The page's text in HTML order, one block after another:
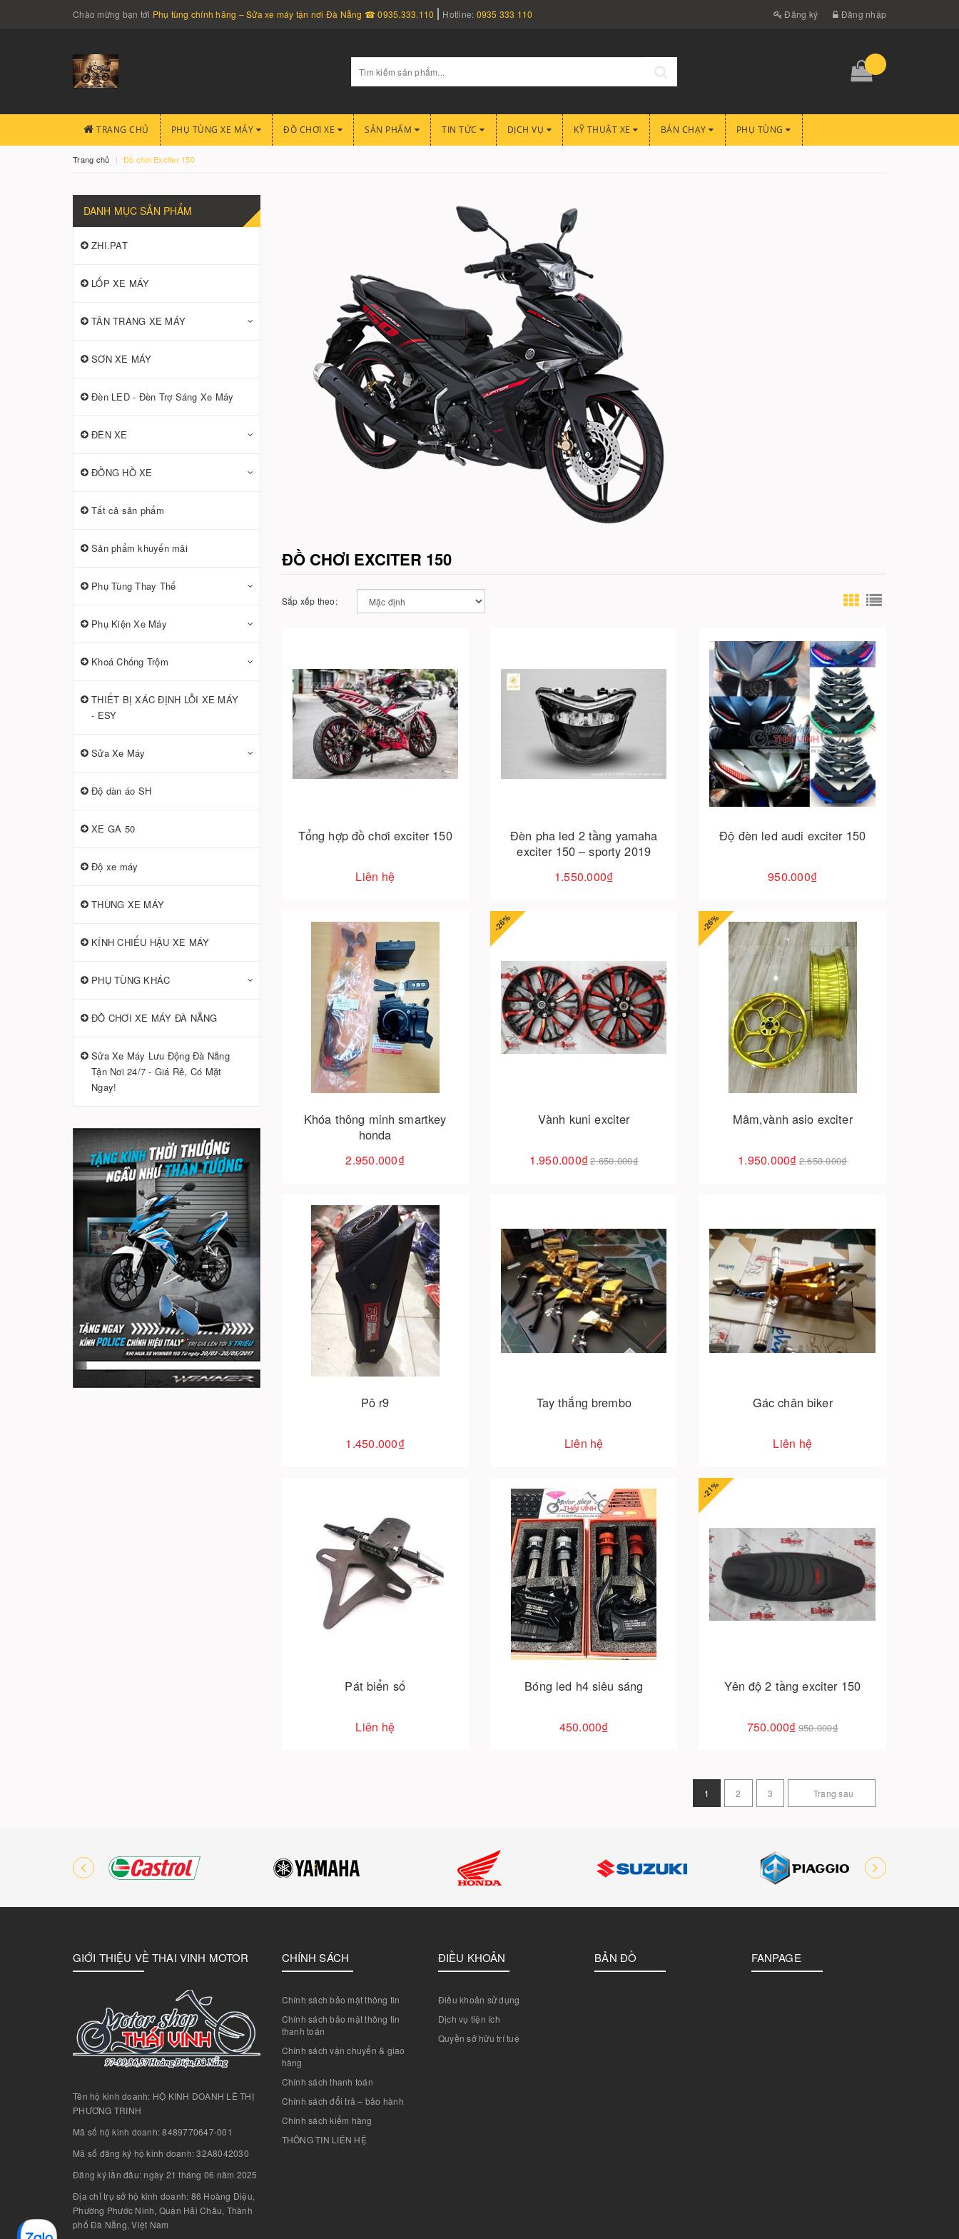
Chào mừng bạn tới Phụ tùng chính hãng – Sửa xe máy tận nơi Đà Nẵng ☎ 0935.333.110 Hotline: 0935 333 110 Đăng ký Đăng nhập
TRANG CHỦ PHỤ TÙNG XE MÁY ĐỒ CHƠI XE SẢN PHẨM TIN TỨC DỊCH VỤ KỸ THUẬT XE BÁN CHẠY PHỤ TÙNG
Trang chủ Đồ chơi Exciter 150
ĐỒ CHƠI EXCITER 150
Sắp xếp theo:
Tổng hợp đồ chơi exciter 150
Liên hệ
Đèn pha led 2 tầng yamaha
exciter 150 – sporty 2019
1.550.000₫
Cho vào giỏ hàng
Độ đèn led audi exciter 150
950.000₫
Cho vào giỏ hàng
Khóa thông minh smartkey
honda
2.950.000₫
Cho vào giỏ hàng
-26%
Vành kuni exciter
1.950.000₫2.650.000₫
Cho vào giỏ hàng
-26%
Mâm,vành asio exciter
1.950.000₫ 2.650.000₫
Cho vào giỏ hàng
Pô r9
1.450.000₫
Cho vào giỏ hàng
Tay thắng brembo
Liên hệ
Gác chân biker
Liên hệ
Pát biển số
Liên hệ
Bóng led h4 siêu sáng
450.000₫
Cho vào giỏ hàng
-21%
Yên độ 2 tầng exciter 150
750.000₫ 950.000₫
Cho vào giỏ hàng
1 2 3 Trang sau
DANH MỤC SẢN PHẨM
ZHI.PAT
LỐP XE MÁY
TÂN TRANG XE MÁY
SƠN XE MÁY
Đèn LED - Đèn Trợ Sáng Xe Máy
ĐÈN XE
ĐỒNG HỒ XE
Tất cả sản phẩm
Sản phẩm khuyến mãi
Phụ Tùng Thay Thế
Phụ Kiện Xe Máy
Khoá Chống Trộm
THIẾT BỊ XÁC ĐỊNH LỖI XE MÁY
- ESY
Sửa Xe Máy
Độ dàn áo SH
XE GA 50
Độ xe máy
THÙNG XE MÁY
KÍNH CHIẾU HẬU XE MÁY
PHỤ TÙNG KHÁC
ĐỒ CHƠI XE MÁY ĐÀ NẴNG
Sửa Xe Máy Lưu Động Đà Nẵng
Tận Nơi 24/7 - Giá Rẻ, Có Mặt
Ngay!
GIỚI THIỆU VỀ THAI VINH MOTOR
Tên hộ kinh doanh: HỘ KINH DOANH LÊ THỊ
PHƯƠNG TRINH
Mã số hộ kinh doanh: 8489770647-001
Mã số đăng ký hộ kinh doanh: 32A8042030
Đăng ký lần đầu: ngày 21 tháng 06 năm 2025
Địa chỉ trụ sở hộ kinh doanh: 86 Hoàng Diệu,
Phường Phước Ninh, Quận Hải Châu, Thành
phố Đà Nẵng, Việt Nam
CHÍNH SÁCH
Chính sách bảo mật thông tin
Chính sách bảo mật thông tin
thanh toán
Chính sách vận chuyển & giao
hàng
Chính sách thanh toán
Chính sách đổi trả – bảo hành
Chính sách kiểm hàng
THÔNG TIN LIÊN HỆ
ĐIỀU KHOẢN
Điều khoản sử dụng
Dịch vụ tiện ích
Quyền sở hữu trí tuệ
BẢN ĐỒ FANPAGE